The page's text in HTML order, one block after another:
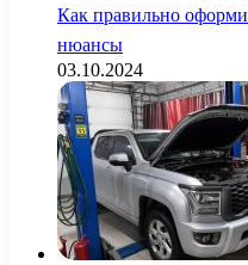
Как правильно
нюансы
03.10.2024